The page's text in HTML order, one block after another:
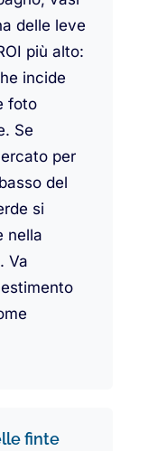
delle leve
più alto:
incide
foto
Se
per
del
si
nella
Va
finte